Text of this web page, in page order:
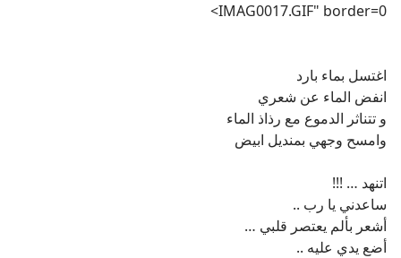
IMAG0017.GIF" border=0>
اغتسل بماء بارد
انفض الماء عن شعري
و تتناثر الدموع مع رذاذ الماء
وامسح وجهي بمنديل ابيض
اتنهد … !!!
ساعدني يا رب ..
أشعر بألم يعتصر قلبي …
أضع يدي عليه ..